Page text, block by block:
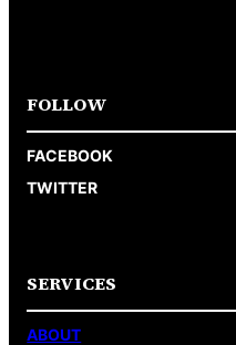
FOLLOW
FACEBOOK
TWITTER
SERVICES
ABOUT